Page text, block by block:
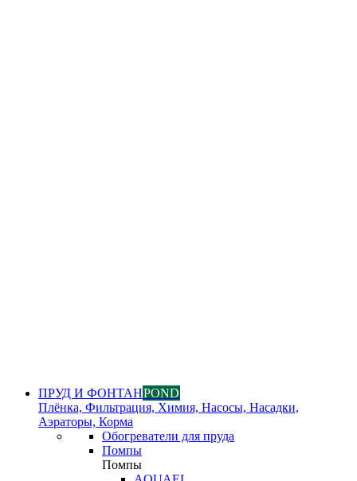
ПРУД И ФОНТАНPOND
Плёнка, Фильтрация, Химия, Насосы, Насадки,
Аэраторы, Корма
Обогреватели для пруда
Помпы
Помпы